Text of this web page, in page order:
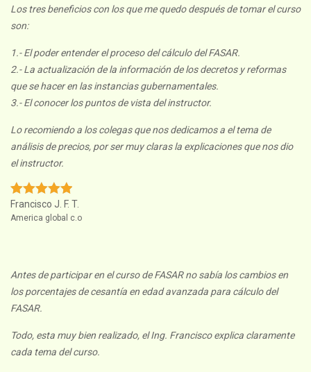
Los tres beneficios con los que me quedo después de tomar el curso
son:
1.- El poder entender el proceso del cálculo del FASAR.
2.- La actualización de la información de los decretos y reformas
que se hacer en las instancias gubernamentales.
3.- El conocer los puntos de vista del instructor.
Lo recomiendo a los colegas que nos dedicamos a el tema de
análisis de precios, por ser muy claras la explicaciones que nos dio
el instructor.
Francisco J. F. T.
America global c.o
Antes de participar en el curso de FASAR no sabía los cambios en
los porcentajes de cesantía en edad avanzada para cálculo del
FASAR.
Todo, esta muy bien realizado, el Ing. Francisco explica claramente
cada tema del curso.